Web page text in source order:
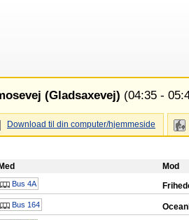
(Gladsaxevej) (04:35 -
Download til din computer/hjemmeside
Med
Mod
Bus 4A
Bus 164